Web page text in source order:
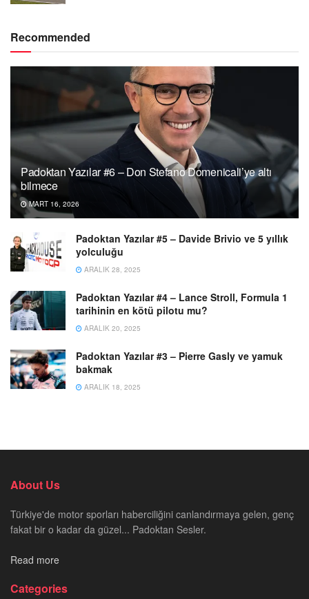
Recommended
Padoktan Yazılar #6 – Don Stefano Domenicali’ye altı
bilmece
MART 16, 2026
Padoktan Yazılar #5 – Davide Brivio ve 5 yıllık
yolculuğu
ARALIK 28, 2025
Padoktan Yazılar #4 – Lance Stroll, Formula 1
tarihinin en kötü pilotu mu?
ARALIK 20, 2025
Padoktan Yazılar #3 – Pierre Gasly ve yamuk
bakmak
ARALIK 18, 2025
About Us
Türkiye'de motor sporları haberciliğini canlandırmaya gelen, genç
fakat bir o kadar da güzel... Padoktan Sesler.
Read more
Categories